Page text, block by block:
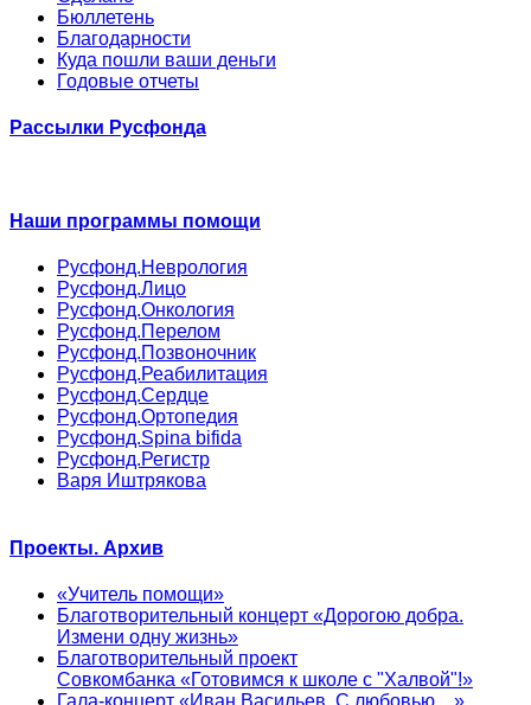
Бюллетень
Благодарности
Куда пошли ваши деньги
Годовые отчеты
Рассылки Русфонда
Наши программы помощи
Русфонд.Неврология
Русфонд.Лицо
Русфонд.Онкология
Русфонд.Перелом
Русфонд.Позвоночник
Русфонд.Реабилитация
Русфонд.Сердце
Русфонд.Ортопедия
Русфонд.Spina bifida
Русфонд.Регистр
Варя Иштрякова
Проекты. Архив
«Учитель помощи»
Благотворительный концерт «Дорогою добра.
Измени одну жизнь»
Благотворительный проект
Совкомбанка «Готовимся к школе с "Халвой"!»